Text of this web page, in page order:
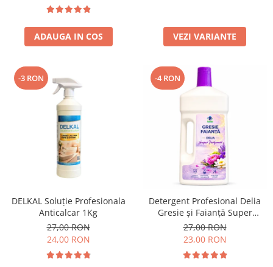
ADAUGA IN COS VEZI VARIANTE
-3 RON
DELKAL Soluție Profesionala
Anticalcar 1Kg
27,00 RON
24,00 RON
-4 RON
Detergent Profesional Delia
Gresie și Faianță Super
Parfumat 1L
27,00 RON
23,00 RON